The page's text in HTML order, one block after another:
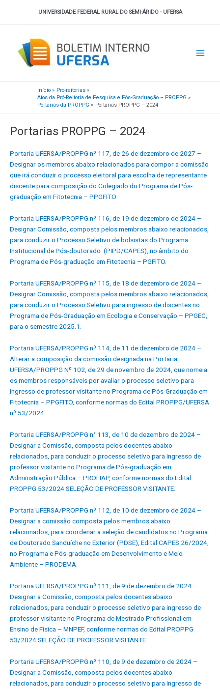
UNIVERSIDADE FEDERAL RURAL DO SEMI-ÁRIDO - UFERSA
Menu
Início
Pro-reitorias
Atos da Pró-Reitoria de Pesquisa e Pós-Graduação – PROPPG
Portarias da PROPPG
Portarias PROPPG – 2024
Portarias PROPPG – 2024
Portaria UFERSA/PROPPG nº 117, de 26 de dezembro de 2027 –
Designar os membros abaixo relacionados para compor a comissão
que irá conduzir o processo eleitoral para escolha de representante
discente para composição do Colegiado do Programa de Pós-
graduação em Fitotecnia – PPGFITO
Portaria UFERSA/PROPPG nº 116, de 19 de dezembro de 2024 –
Designar Comissão, composta pelos membros abaixo relacionados,
para conduzir o Processo Seletivo de bolsistas do Programa
Institucional de Pós-doutorado (PIPD/CAPES), no âmbito do
Programa de Pós-graduação em Fitotecnia – PGFITO.
Portaria UFERSA/PROPPG nº 115, de 18 de dezembro de 2024 –
Designar Comissão, composta pelos membros abaixo relacionados,
para conduzir o Processo Seletivo para ingresso de discentes no
Programa de Pós-Graduação em Ecologia e Conservação – PPGEC,
para o semestre 2025.1.
Portaria UFERSA/PROPPG nº 114, de 11 de dezembro de 2024 –
Alterar a composição da comissão designada na Portaria
UFERSA/PROPPG Nº 102, de 29 de novembro de 2024, que nomeia
os membros responsáveis por avaliar o processo seletivo para
ingresso de professor visitante no Programa de Pós-Graduação em
Fitotecnia – PPGFITO, conforme normas do Edital PROPPG/UFERSA
nº 53/2024.
Portaria UFERSA/PROPPG n° 113, de 10 de dezembro de 2024 –
Designar a Comissão, composta pelos docentes abaixo
relacionados, para conduzir o processo seletivo para ingresso de
professor visitante no Programa de Pós-graduação em
Administração Pública – PROFIAP, conforme normas do Edital
PROPPG 53/2024 SELEÇÃO DE PROFESSOR VISITANTE.
Portaria UFERSA/PROPPG nº 112, de 10 de dezembro de 2024 –
Designar a comissão composta pelos membros abaixo
relacionados, para coordenar a seleção de candidatos no Programa
de Doutorado Sanduíche no Exterior (PDSE), Edital CAPES 26/2024,
no Programa e Pós-graduação em Desenvolvimento e Meio
Ambiente – PRODEMA.
Portaria UFERSA/PROPPG nº 111, de 9 de dezembro de 2024 –
Designar a Comissão, composta pelos docentes abaixo
relacionados, para conduzir o processo seletivo para ingresso de
professor visitante no Programa de Mestrado Profissional em
Ensino de Física – MNPEF, conforme normas do Edital PROPPG
53/2024 SELEÇÃO DE PROFESSOR VISITANTE.
Portaria UFERSA/PROPPG nº 110, de 9 de dezembro de 2024 –
Designar a Comissão, composta pelos docentes abaixo
relacionados, para conduzir o processo seletivo para ingresso de